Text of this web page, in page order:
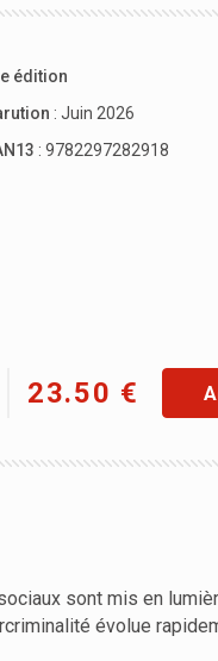
édition
: Juin 2026
: 9782297282918
23.50 €
sont mis en
évolue